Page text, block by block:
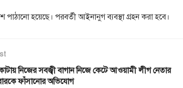
হয়েছে। পরবর্তী আইনানুগ ব্যবস্থা গ্রহন করা হবে।
নিজের সবজ্বী বাগান নিজে কেটে আওয়ামী লীগ নেতার
ফাঁসানোর অভিযোগ